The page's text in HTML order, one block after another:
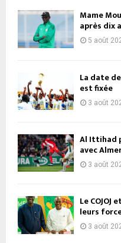
Mame
après dix
5 août
La date
est fixée
3 août
Al Ittihad
avec
3 août
Le
leurs
3 août